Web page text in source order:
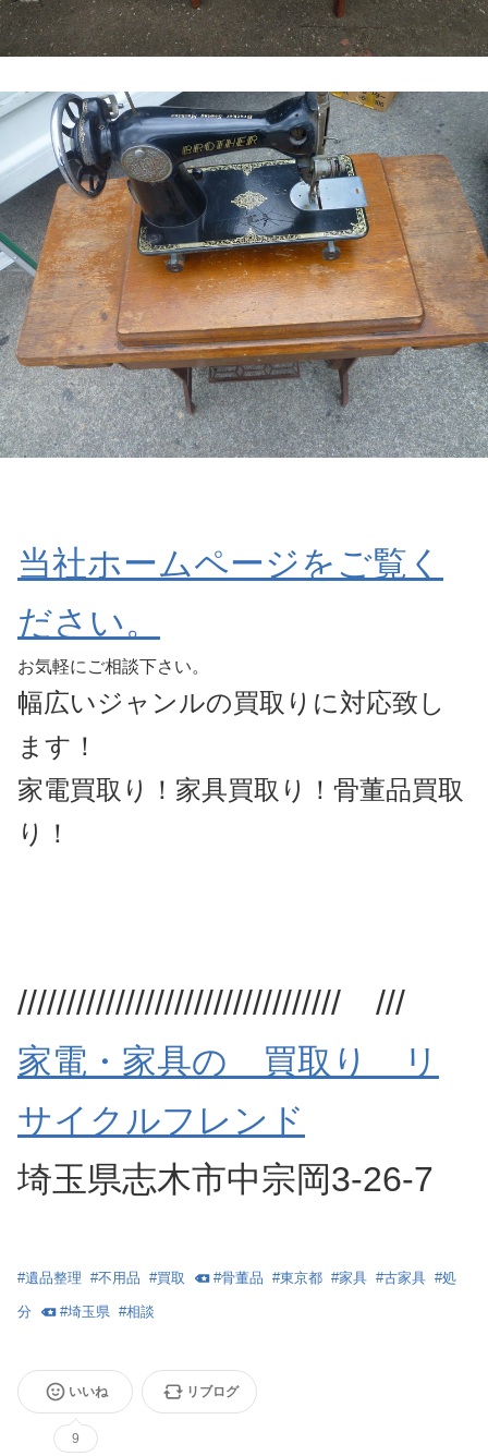
当社ホームページをご覧く
ださい。
お気軽にご相談下さい。
幅広いジャンルの買取りに対応致し
ます！
家電買取り！家具買取り！骨董品買取
り！
///////////////////////////////// ///
家電・家具の 買取り リ
サイクルフレンド
埼玉県志木市中宗岡3-26-7
#遺品整理 #不用品 #買取 #骨董品 #東京都 #家具 #古家具 #処
分 #埼玉県 #相談
いいね
9
リブログ